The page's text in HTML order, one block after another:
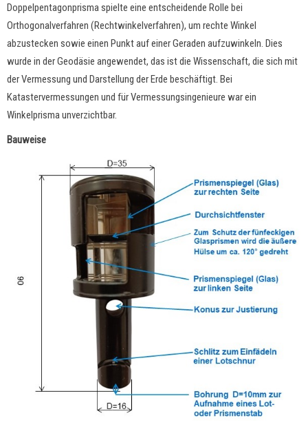
Doppelpentagonprisma spielte eine entscheidende Rolle bei
Orthogonalverfahren (Rechtwinkelverfahren), um rechte Winkel
abzustecken sowie einen Punkt auf einer Geraden aufzuwinkeln. Dies
wurde in der Geodäsie angewendet, das ist die Wissenschaft, die sich mit
der Vermessung und Darstellung der Erde beschäftigt. Bei
Katastervermessungen und für Vermessungsingenieure war ein
Winkelprisma unverzichtbar.
Bauweise